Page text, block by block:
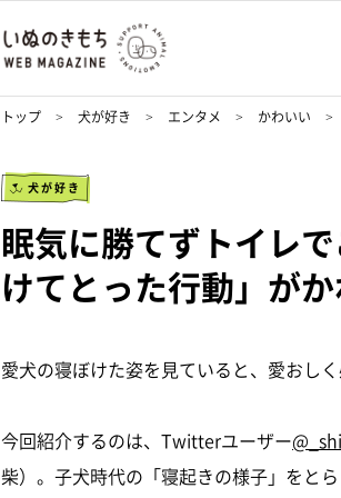
トップ 犬が好き エンタメ かわいい
犬が好き
眠気に勝てずトイレ
けてとった行動」が
愛犬の寝ぼけた姿を見ていると、愛おし
今回紹介するのは、Twitterユーザー
柴）。子犬時代の「寝起きの様子」をと